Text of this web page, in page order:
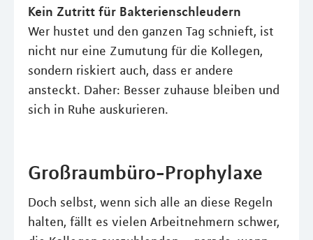
Kein Zutritt für Bakterienschleudern
Wer hustet und den ganzen Tag schnieft, ist
nicht nur eine Zumutung für die Kollegen,
sondern riskiert auch, dass er andere
ansteckt. Daher: Besser zuhause bleiben und
sich in Ruhe auskurieren.
Großraumbüro-Prophylaxe
Doch selbst, wenn sich alle an diese Regeln
halten, fällt es vielen Arbeitnehmern schwer,